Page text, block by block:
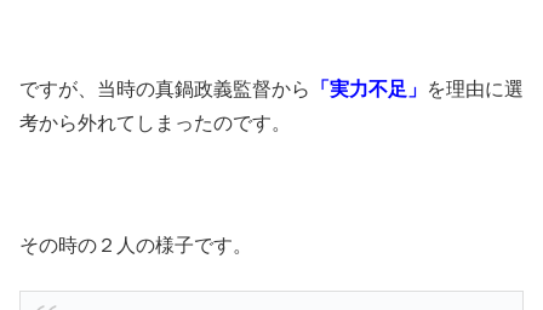
ですが、当時の真鍋政義監督から 「実力不足」 を理由に選
考から外れてしまったのです。
その時の２人の様子です。